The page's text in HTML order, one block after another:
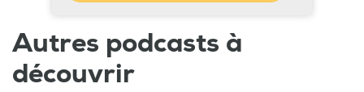
Autres podcasts à
découvrir